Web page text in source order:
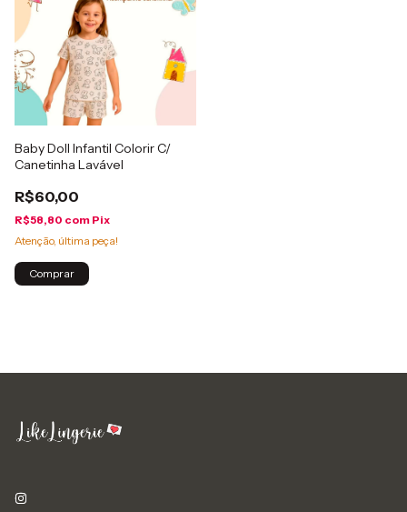
Baby Doll Infantil Colorir C/
Canetinha Lavável
R$60,00
R$58,80 com Pix
Atenção, última peça!
Comprar